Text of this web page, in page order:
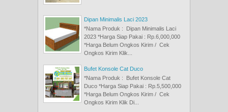
Dipan Minimalis Laci 2023
*Nama Produk : Dipan Minimalis Laci
2023 *Harga Siap Pakai : Rp.6,000,000
*Harga Belum Ongkos Kirim / Cek
Ongkos Kirim Klik...
Bufet Konsole Cat Duco
*Nama Produk : Bufet Konsole Cat
Duco *Harga Siap Pakai : Rp.5,500,000
*Harga Belum Ongkos Kirim / Cek
Ongkos Kirim Klik Di...